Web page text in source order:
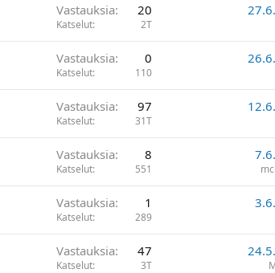
Vastauksia 20
Katselut 2T
Vastauksia 0
Katselut 110
Vastauksia 97
Katselut 31T
Vastauksia 8
Katselut 551
Vastauksia 1
Katselut 289
Vastauksia 47
Katselut 3T